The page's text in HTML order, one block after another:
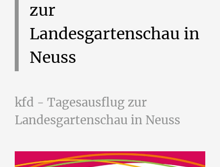
zur
Landesgartenschau in
Neuss
kfd - Tagesausflug zur
Landesgartenschau in Neuss